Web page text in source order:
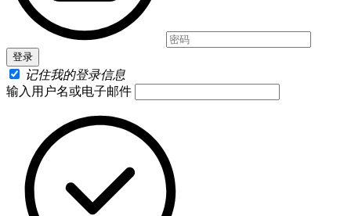
记住我的登录信息
输入用户名或电子邮件